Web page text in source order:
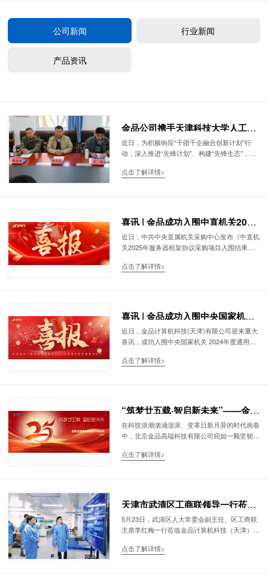
公司新闻 行业新闻
产品资讯
金品公司携手天津科技大学人工智
能学院，共筑“先锋生态”开启合作
新篇章
近日，为积极响应“千团千企融合创新计划”行
动，深入推进“先锋计划”、构建“先锋生态”，进
人工智能学院的邀请，我司经营团队高管代表在
作协议与捐赠协议，这一合作标志着双方将在多
个领域展开深度协作，共同探索创新发展之路.
点击了解详情>
喜讯 | 金品成功入围中直机关2025
年服务器框架协议采购项目
近日，中共中央直属机关采购中心发布《中直机
关2025年服务器框架协议采购项目入围结果公
的产品性能、专业的服务团队以及深厚的行业经
点击了解详情>
喜讯 | 金品成功入围中央国家机关
2024年度通用服务器集采项目
近日，金品计算机科技(天津)有限公司迎来重大
喜讯，成功入围中央国家机关 2024年度通用服
Intel、AMD、国产海光、飞腾、龙芯、兆芯等多
点击了解详情>
“筑梦廿五载·智启新未来”——金品
公司二十五周年庆典圆满举行
在科技浪潮汹涌澎湃、变革日新月异的时代画卷
中，北京金品高端科技有限公司宛如一颗坚韧不
五年的璀璨轨迹。 2024年，金品公司迎来了其
怀着满腔热忱齐聚于此。这不仅是一场纪念过去
二十五载风雨兼程与辉煌成就的盛会，更是金品
在数智时代前沿阵地，立足当下雄厚根基，昂首
阔步迈向未来无限可能的全新起点。
点击了解详情>
天津市武清区工商联领导一行莅临
金品公司调研考察
5月23日，武清区人大常委会副主任、区工商联
主席李红梅一行莅临金品计算机科技（天津）有
总监于建、总经理助理张吉顺、资管中心总监宇
点击了解详情>